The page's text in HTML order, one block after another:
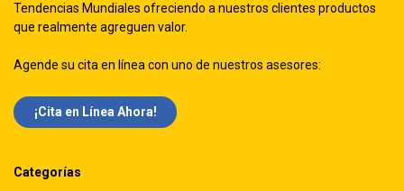
Tendencias Mundiales ofreciendo a nuestros clientes productos
que realmente agreguen valor.
Agende su cita en línea con uno de nuestros asesores:
¡Cita en Línea Ah​​ora!
Categorías